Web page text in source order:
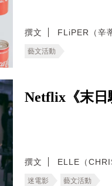
撰文 FLiPER（辛
藝文活動
Netflix《末日
撰文 ELLE（
迷電影 藝文活動